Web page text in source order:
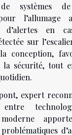
de systèmes
l’allumage
d’alertes en
sur
conception,
la sécurité, tout
expert